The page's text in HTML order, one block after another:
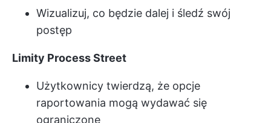
Wizualizuj, co będzie dalej i śledź swój
postęp
Limity Process Street
Użytkownicy twierdzą, że opcje
raportowania mogą wydawać się
ograniczone